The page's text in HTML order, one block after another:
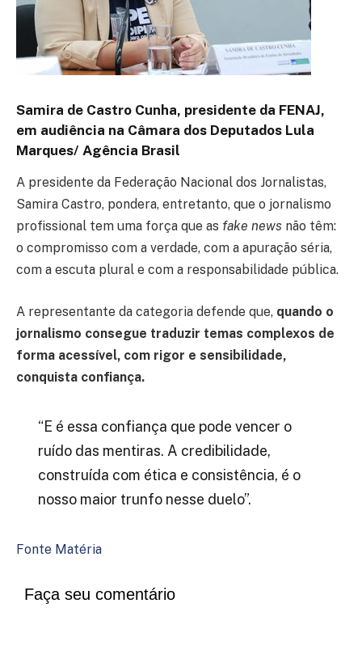
Samira de Castro Cunha, presidente da FENAJ,
em audiência na Câmara dos Deputados Lula
Marques/ Agência Brasil
A presidente da Federação Nacional dos Jornalistas,
Samira Castro, pondera, entretanto, que o jornalismo
profissional tem uma força que as fake news não têm:
o compromisso com a verdade, com a apuração séria,
com a escuta plural e com a responsabilidade pública.
A representante da categoria defende que, quando o
jornalismo consegue traduzir temas complexos de
forma acessível, com rigor e sensibilidade,
conquista confiança.
“E é essa confiança que pode vencer o
ruído das mentiras. A credibilidade,
construída com ética e consistência, é o
nosso maior trunfo nesse duelo”.
Fonte Matéria
Faça seu comentário